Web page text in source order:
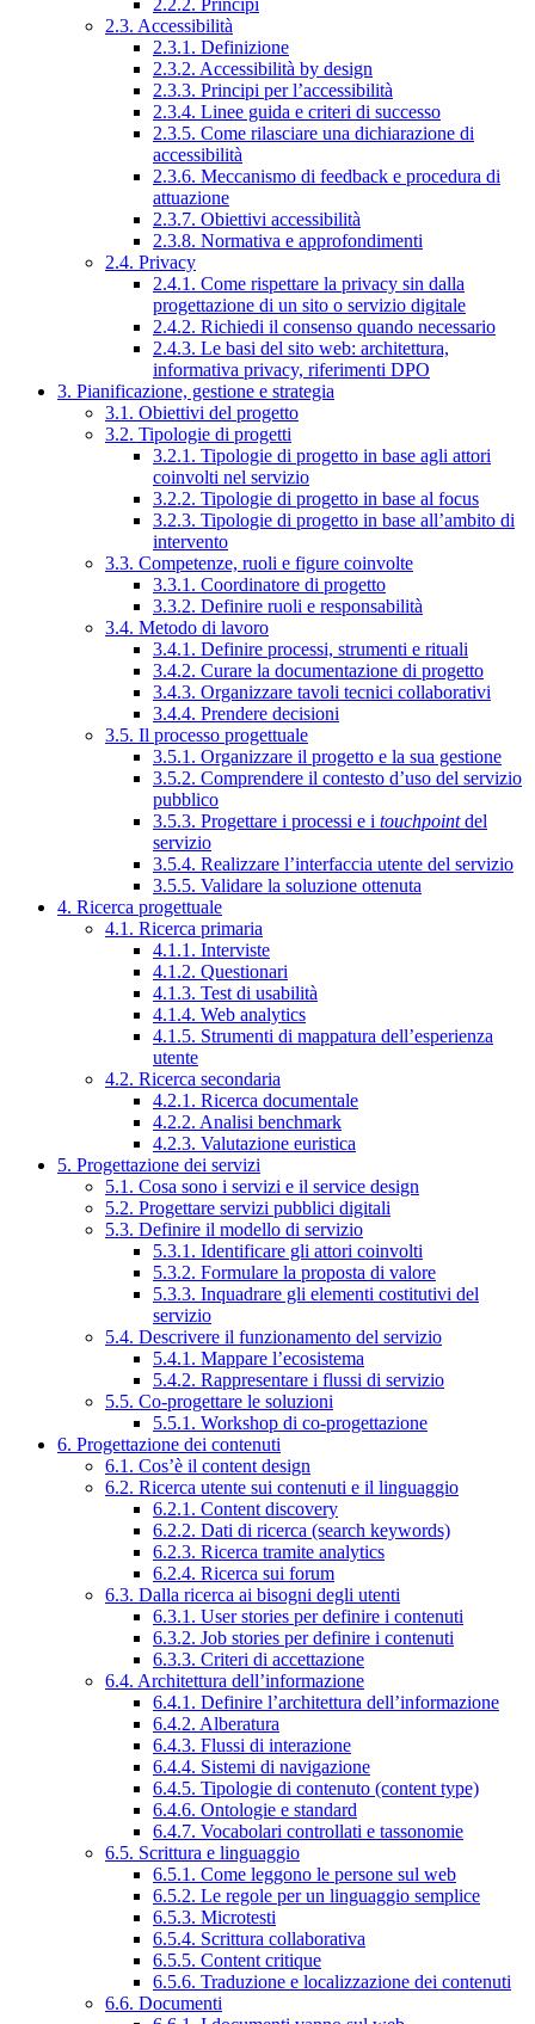
2.2.2. Principi
2.3. Accessibilità
2.3.1. Definizione
2.3.2. Accessibilità by design
2.3.3. Principi per l’accessibilità
2.3.4. Linee guida e criteri di successo
2.3.5. Come rilasciare una dichiarazione di
accessibilità
2.3.6. Meccanismo di feedback e procedura di
attuazione
2.3.7. Obiettivi accessibilità
2.3.8. Normativa e approfondimenti
2.4. Privacy
2.4.1. Come rispettare la privacy sin dalla
progettazione di un sito o servizio digitale
2.4.2. Richiedi il consenso quando necessario
2.4.3. Le basi del sito web: architettura,
informativa privacy, riferimenti DPO
3. Pianificazione, gestione e strategia
3.1. Obiettivi del progetto
3.2. Tipologie di progetti
3.2.1. Tipologie di progetto in base agli attori
coinvolti nel servizio
3.2.2. Tipologie di progetto in base al focus
3.2.3. Tipologie di progetto in base all’ambito di
intervento
3.3. Competenze, ruoli e figure coinvolte
3.3.1. Coordinatore di progetto
3.3.2. Definire ruoli e responsabilità
3.4. Metodo di lavoro
3.4.1. Definire processi, strumenti e rituali
3.4.2. Curare la documentazione di progetto
3.4.3. Organizzare tavoli tecnici collaborativi
3.4.4. Prendere decisioni
3.5. Il processo progettuale
3.5.1. Organizzare il progetto e la sua gestione
3.5.2. Comprendere il contesto d’uso del servizio
pubblico
3.5.3. Progettare i processi e i touchpointdel
servizio
3.5.4. Realizzare l’interfaccia utente del servizio
3.5.5. Validare la soluzione ottenuta
4. Ricerca progettuale
4.1. Ricerca primaria
4.1.1. Interviste
4.1.2. Questionari
4.1.3. Test di usabilità
4.1.4. Web analytics
4.1.5. Strumenti di mappatura dell’esperienza
utente
4.2. Ricerca secondaria
4.2.1. Ricerca documentale
4.2.2. Analisi benchmark
4.2.3. Valutazione euristica
5. Progettazione dei servizi
5.1. Cosa sono i servizi e il service design
5.2. Progettare servizi pubblici digitali
5.3. Definire il modello di servizio
5.3.1. Identificare gli attori coinvolti
5.3.2. Formulare la proposta di valore
5.3.3. Inquadrare gli elementi costitutivi del
servizio
5.4. Descrivere il funzionamento del servizio
5.4.1. Mappare l’ecosistema
5.4.2. Rappresentare i flussi di servizio
5.5. Co-progettare le soluzioni
5.5.1. Workshop di co-progettazione
6. Progettazione dei contenuti
6.1. Cos’è il content design
6.2. Ricerca utente sui contenuti e il linguaggio
6.2.1. Content discovery
6.2.2. Dati di ricerca (search keywords)
6.2.3. Ricerca tramite analytics
6.2.4. Ricerca sui forum
6.3. Dalla ricerca ai bisogni degli utenti
6.3.1. User stories per definire i contenuti
6.3.2. Job stories per definire i contenuti
6.3.3. Criteri di accettazione
6.4. Architettura dell’informazione
6.4.1. Definire l’architettura dell’informazione
6.4.2. Alberatura
6.4.3. Flussi di interazione
6.4.4. Sistemi di navigazione
6.4.5. Tipologie di contenuto (content type)
6.4.6. Ontologie e standard
6.4.7. Vocabolari controllati e tassonomie
6.5. Scrittura e linguaggio
6.5.1. Come leggono le persone sul web
6.5.2. Le regole per un linguaggio semplice
6.5.3. Microtesti
6.5.4. Scrittura collaborativa
6.5.5. Content critique
6.5.6. Traduzione e localizzazione dei contenuti
6.6. Documenti